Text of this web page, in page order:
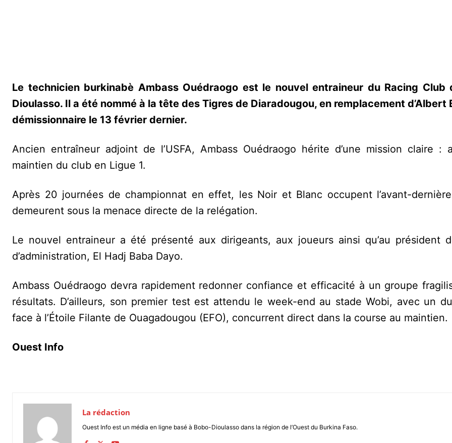
Le technicien burkinabè Ambass Ouédraogo est le nouvel entraineur du Racing Club
Dioulasso. Il a été nommé à la tête des Tigres de Diaradougou, en remplacement d’Albert
démissionnaire le 13 février dernier.
Ancien entraîneur adjoint de l’USFA, Ambass Ouédraogo hérite d’une mission claire :
maintien du club en Ligue 1.
Après 20 journées de championnat en effet, les Noir et Blanc occupent l’avant-
demeurent sous la menace directe de la relégation.
Le nouvel entraineur a été présenté aux dirigeants, aux joueurs ainsi qu’au président
d’administration, El Hadj Baba Dayo.
Ambass Ouédraogo devra rapidement redonner confiance et efficacité à un groupe
résultats. D’ailleurs, son premier test est attendu le week-end au stade Wobi, avec un
face à l’Étoile Filante de Ouagadougou (EFO), concurrent direct dans la course au maintien.
Ouest Info
La rédaction
Ouest Info est un média en ligne basé à Bobo-Dioulasso dans la région de l’Ouest du Burkina Faso.